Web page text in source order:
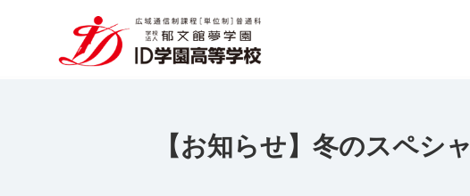
【お知らせ】冬のスペシ